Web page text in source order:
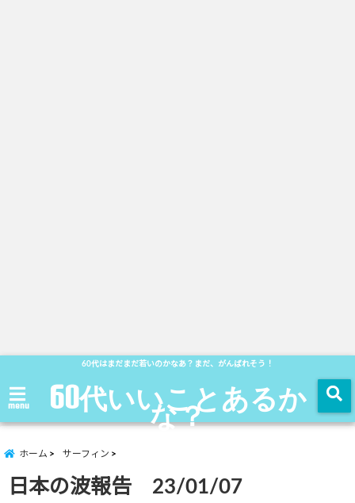
60代はまだまだ若いのかなあ？まだ、がんばれそう！
menu 60代いいことあるか
な？
ホーム サーフィン
日本の波報告 23/01/07